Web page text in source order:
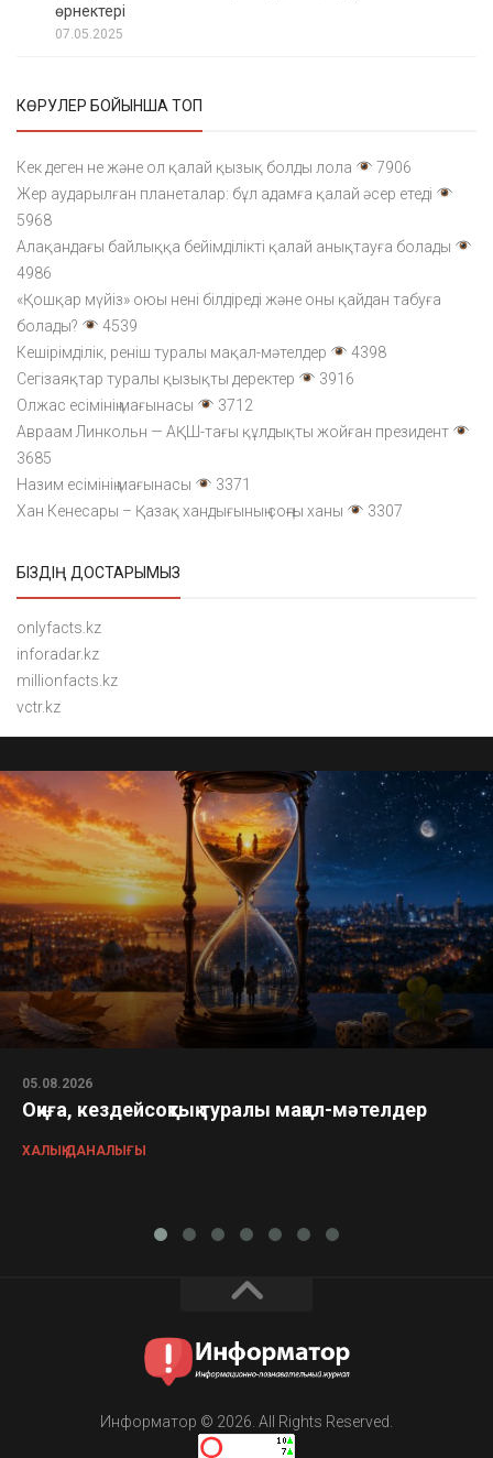
өрнектері
07.05.2025
КӨРУЛЕР БОЙЫНША ТОП
Кек деген не және ол қалай қызық болды лола
7906
Жер аударылған планеталар: бұл адамға қалай әсер етеді
5968
Алақандағы байлыққа бейімділікті қалай анықтауға болады
4986
«Қошқар мүйіз» оюы нені білдіреді және оны қайдан табуға
болады?
4539
Кешірімділік, реніш туралы мақал-мәтелдер
4398
Сегізаяқтар туралы қызықты деректер
3916
Олжас есімінің мағынасы
3712
Авраам Линкольн — АҚШ-тағы құлдықты жойған президент
3685
Назим есімінің мағынасы
3371
Хан Кенесары – Қазақ хандығының соңғы ханы
3307
БІЗДІҢ ДОСТАРЫМЫЗ
onlyfacts.kz
inforadar.kz
millionfacts.kz
vctr.kz
05.08.2026
Оқиға, кездейсоқтық туралы мақал-мәтелдер
ХАЛЫҚ ДАНАЛЫҒЫ
Информатор © 2026. All Rights Reserved.